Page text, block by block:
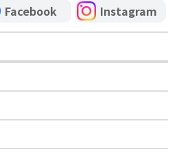
Facebook Instagram